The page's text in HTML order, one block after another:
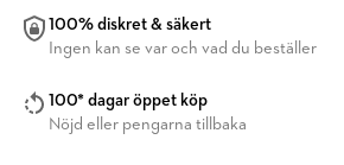
100% diskret & säkert
Ingen kan se var och vad du beställer
100* dagar öppet köp
Nöjd eller pengarna tillbaka